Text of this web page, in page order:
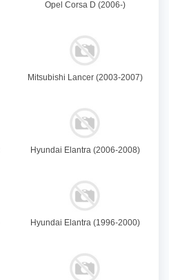
Opel Corsa D (2006-)
Mitsubishi Lancer (2003-2007)
Hyundai Elantra (2006-2008)
Hyundai Elantra (1996-2000)